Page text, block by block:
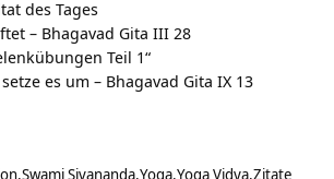
des Tages
– Bhagavad Gita III 28
Teil 1“
es um – Bhagavad Gita IX 13
Swami Sivananda Yoga Yoga Vidya Zitate